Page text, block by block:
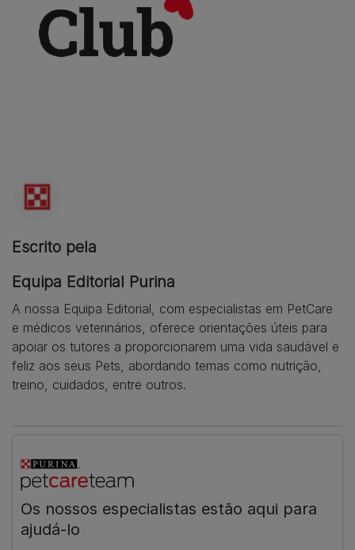
Escrito pela
Equipa Editorial Purina
A nossa Equipa Editorial, com especialistas em PetCare
e médicos veterinários, oferece orientações úteis para
apoiar os tutores a proporcionarem uma vida saudável e
feliz aos seus Pets, abordando temas como nutrição,
treino, cuidados, entre outros.
Os nossos especialistas estão aqui para
ajudá-lo